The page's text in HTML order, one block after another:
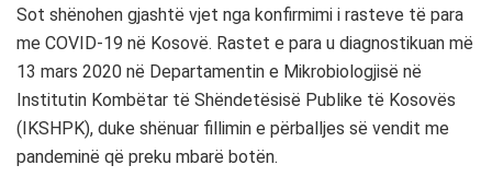
Sot shënohen gjashtë vjet nga konfirmimi i rasteve të para
me COVID-19 në Kosovë. Rastet e para u diagnostikuan më
13 mars 2020 në Departamentin e Mikrobiologjisë në
Institutin Kombëtar të Shëndetësisë Publike të Kosovës
(IKSHPK), duke shënuar fillimin e përballjes së vendit me
pandeminë që preku mbarë botën.